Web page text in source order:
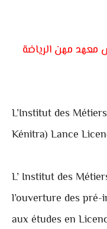
معهد مهن الرياضة
L’Institut des
Kénitra) Lance
L’ Institut des
l’ouverture des
aux études en